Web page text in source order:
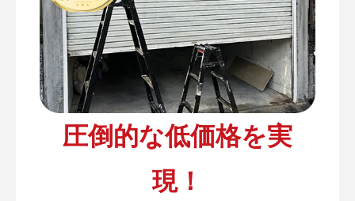
圧倒的な低価格を実
現！